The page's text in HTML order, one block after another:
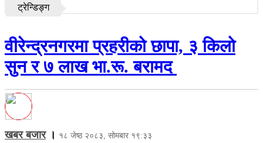
ट्रेन्डिङ्ग
वीरेन्द्रनगरमा प्रहरीको छापा, ३ किलो
सुन र ७ लाख भा.रू. बरामद
खबर बजार। १८ जेष्ठ २०८३, सोमबार १९:३३